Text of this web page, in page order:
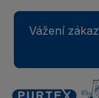
Vážení